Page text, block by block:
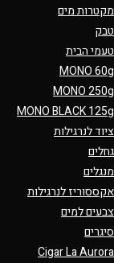
מקטרות מים
טבק
טעמי הבית
MONO 60g
MONO 250g
MONO BLACK 125g
ציוד לנרגילות
גחלים
מנגלים
אקססוריז לנרגילות
צבעים למים
סיגרים
Cigar La Aurora